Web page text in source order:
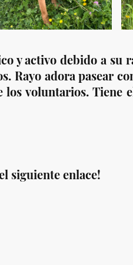
y activo debido a su
Rayo adora pasear
voluntarios. Tiene
siguiente enlace!